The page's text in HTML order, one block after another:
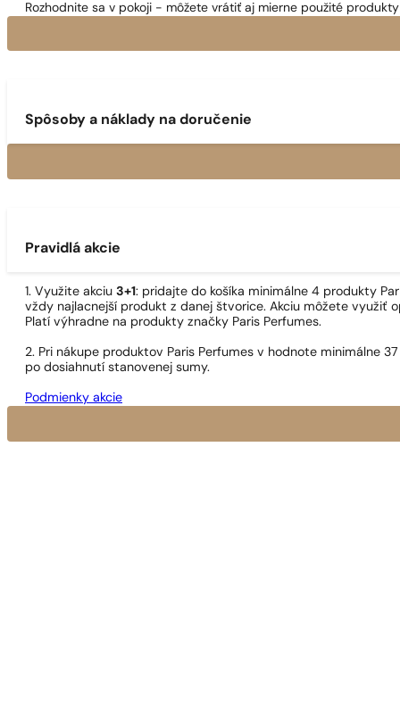
Rozhodnite sa v pokoji - môžete vrátiť aj mierne použité
Spôsoby a náklady na doručenie
Pravidlá akcie
1. Využite akciu 3+1: pridajte do košíka minimálne 4 produkty
vždy najlacnejší produkt z danej štvorice. Akciu môžete využiť
Platí výhradne na produkty značky Paris Perfumes.
2. Pri nákupe produktov Paris Perfumes v hodnote minimálne
po dosiahnutí stanovenej sumy.
Podmienky akcie